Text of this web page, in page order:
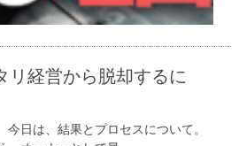
リ経営から脱却するに
今日は、結果とプロセスについて。